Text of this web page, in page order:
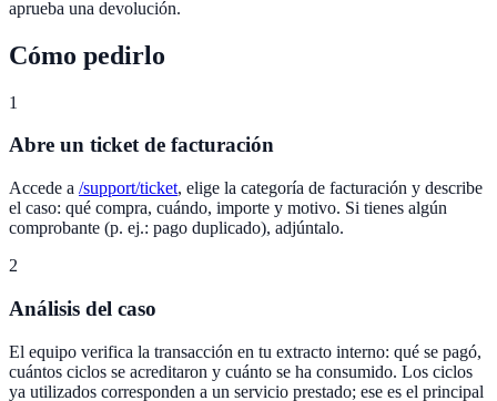
aprueba una devolución.
Cómo pedirlo
1
Abre un ticket de facturación
Accede a /support/ticket, elige la categoría de facturación y describe
el caso: qué compra, cuándo, importe y motivo. Si tienes algún
comprobante (p. ej.: pago duplicado), adjúntalo.
2
Análisis del caso
El equipo verifica la transacción en tu extracto interno: qué se pagó,
cuántos ciclos se acreditaron y cuánto se ha consumido. Los ciclos
ya utilizados corresponden a un servicio prestado; ese es el principal